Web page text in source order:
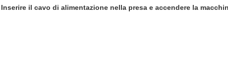
Inserire il cavo di alimentazione nella presa e accendere la